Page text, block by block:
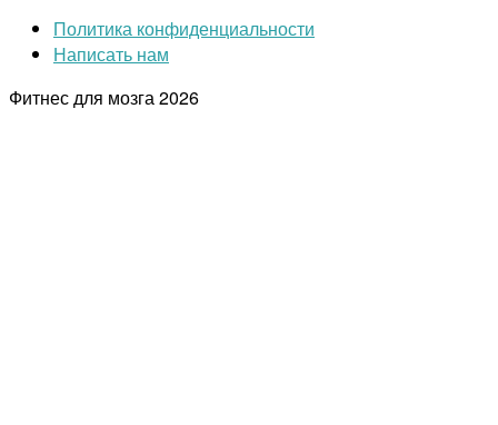
Политика конфиденциальности
Написать нам
Фитнес для мозга2026